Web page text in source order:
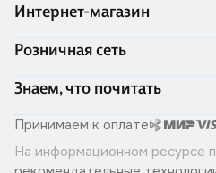
Интернет-магазин
Акции
Доставка и оплата
Программа лояльности
Подарочные сертификаты
Правила продажи
Политика
Розничная сеть
Адреса магазинов
Книжный Дозор
О компании
Читай-город для бизнеса
Хотите у нас работать?
Знаем, что почитать
Скоро в продаже
Лучшие из лучших
Принимаем к оплате
На информационном ресурсе